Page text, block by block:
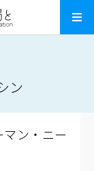
ン
ン・ニー